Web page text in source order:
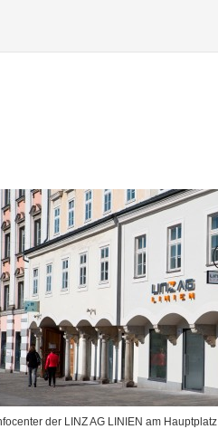
der LINZ AG LINIEN am Hauptplatz